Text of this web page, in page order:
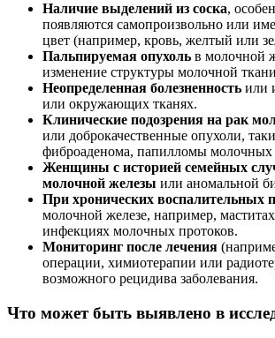
Наличие выделений из соска,
появляются самопроизвольно или
цвет (например, кровь, желтый или
Пальпируемая опухоль в молочной
изменение структуры молочной
Неопределенная болезненность или
или окружающих тканях.
Клинические подозрения на рак
или доброкачественные опухоли,
фиброаденома, папилломы молочных
Женщины с историей семейных
молочной железы или аномальной
При хронических воспалительных
молочной железе, например,
инфекциях молочных протоков.
Мониторинг после лечения
операции, химиотерапии или
возможного рецидива заболевания.
Что может быть выявлено в